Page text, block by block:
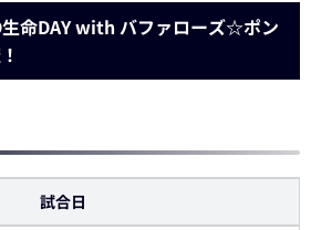
命DAY with バファローズ☆ポン
試合日